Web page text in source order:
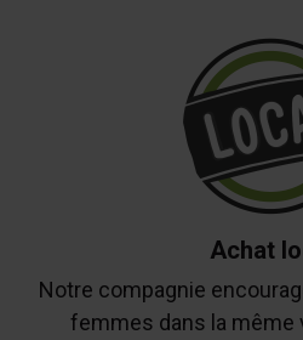
Achat
Notre compagnie
femmes dans la même